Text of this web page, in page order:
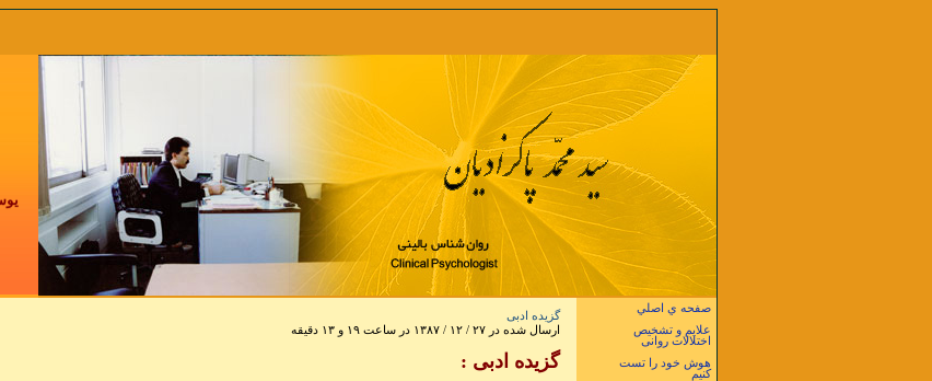
صفحه ي اصلي
علایم و تشخیص
اختلالات روانی
هوش خود را تست
کنیم
گزیده ادبی
ارسال شده در ۲۷ / ۱۲ / ۱۳۸۷ در ساعت ۱۹ و ۱۳ دقيقه
گزیده ادبی :